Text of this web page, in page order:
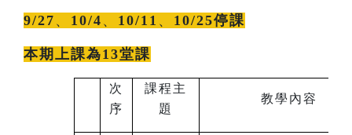
9/27 、 10/4 、 10/11 、 10/25停課
本期上課為13堂課
次
序
課程主
題
教學內容